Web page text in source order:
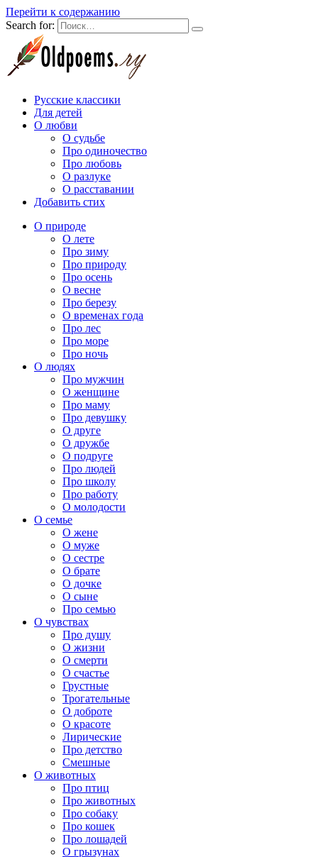
Перейти к содержанию
Search for:
Русские классики
Для детей
О любви
О судьбе
Про одиночество
Про любовь
О разлуке
О расставании
Добавить стих
О природе
О лете
Про зиму
Про природу
Про осень
О весне
Про березу
О временах года
Про лес
Про море
Про ночь
О людях
Про мужчин
О женщине
Про маму
Про девушку
О друге
О дружбе
О подруге
Про людей
Про школу
Про работу
О молодости
О семье
О жене
О муже
О сестре
О брате
О дочке
О сыне
Про семью
О чувствах
Про душу
О жизни
О смерти
О счастье
Грустные
Трогательные
О доброте
О красоте
Лирические
Про детство
Смешные
О животных
Про птиц
Про животных
Про собаку
Про кошек
Про лошадей
О грызунах